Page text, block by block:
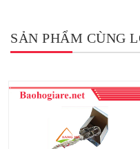
SẢN PHẨM CÙNG